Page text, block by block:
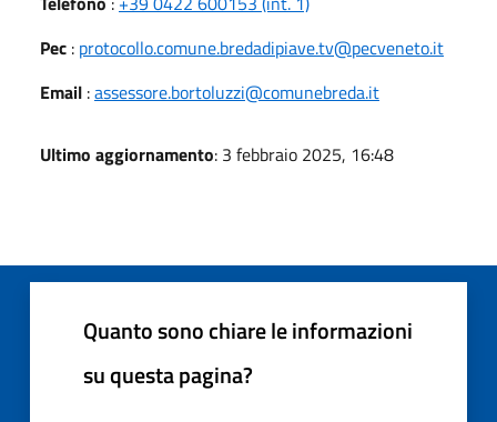
Pec : protocollo.comune.bredadipiave.tv@pecveneto.it
Email :assessore.bortoluzzi@comunebreda.it
Ultimo aggiornamento: 3 febbraio 2025, 16:48
Quanto sono chiare le informazioni
su questa pagina?